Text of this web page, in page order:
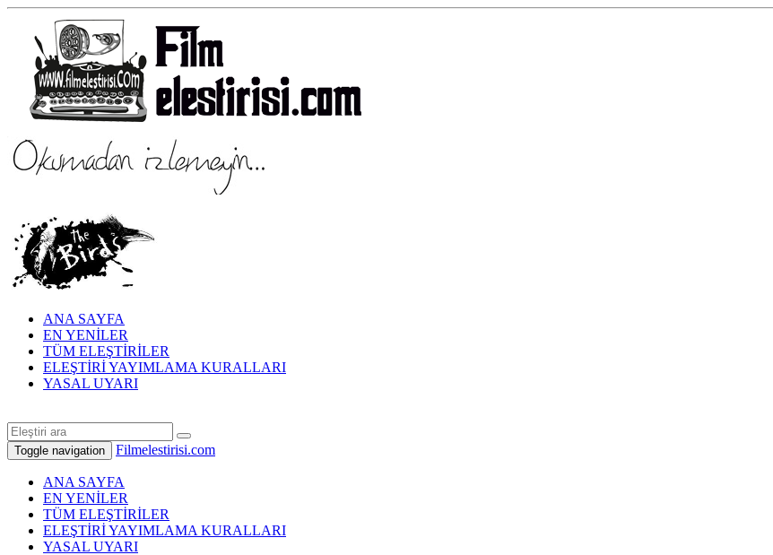
ANA SAYFA
EN YENİLER
TÜM ELEŞTİRİLER
ELEŞTİRİ YAYIMLAMA KURALLARI
YASAL UYARI
Toggle navigation Filmelestirisi.com
ANA SAYFA
EN YENİLER
TÜM ELEŞTİRİLER
ELEŞTİRİ YAYIMLAMA KURALLARI
YASAL UYARI